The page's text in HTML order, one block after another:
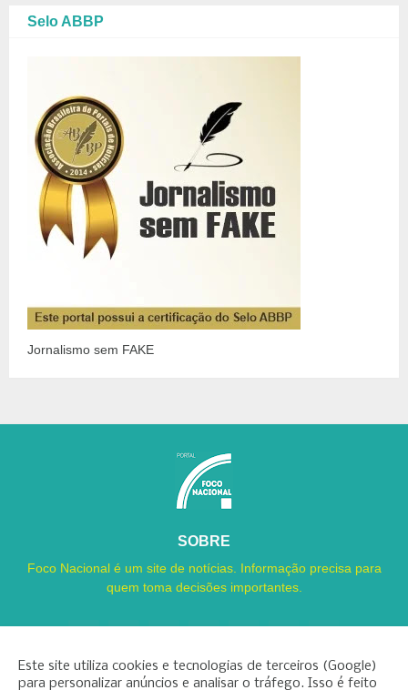
Selo ABBP
Jornalismo sem FAKE
SOBRE
Foco Nacional é um site de notícias. Informação precisa para
quem toma decisões importantes.
Este site utiliza cookies e tecnologias de terceiros (Google)
para personalizar anúncios e analisar o tráfego. Isso é feito